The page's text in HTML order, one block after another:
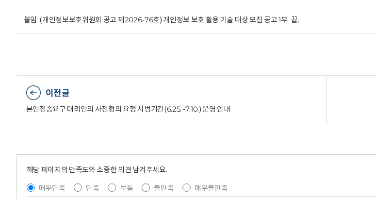
붙임 (개인정보보호위원회 공고 제2026-76호) 개인정보 보호 활용 기술 대상 모집 공고 1부. 끝.
이전글
본인전송요구 대리인의 사전협의 요청 시범기간(6.25.~7.10.) 운영 안내
해당 페이지의 만족도와 소중한 의견 남겨주세요.
매우만족
만족 보통 불만족
매우불만족